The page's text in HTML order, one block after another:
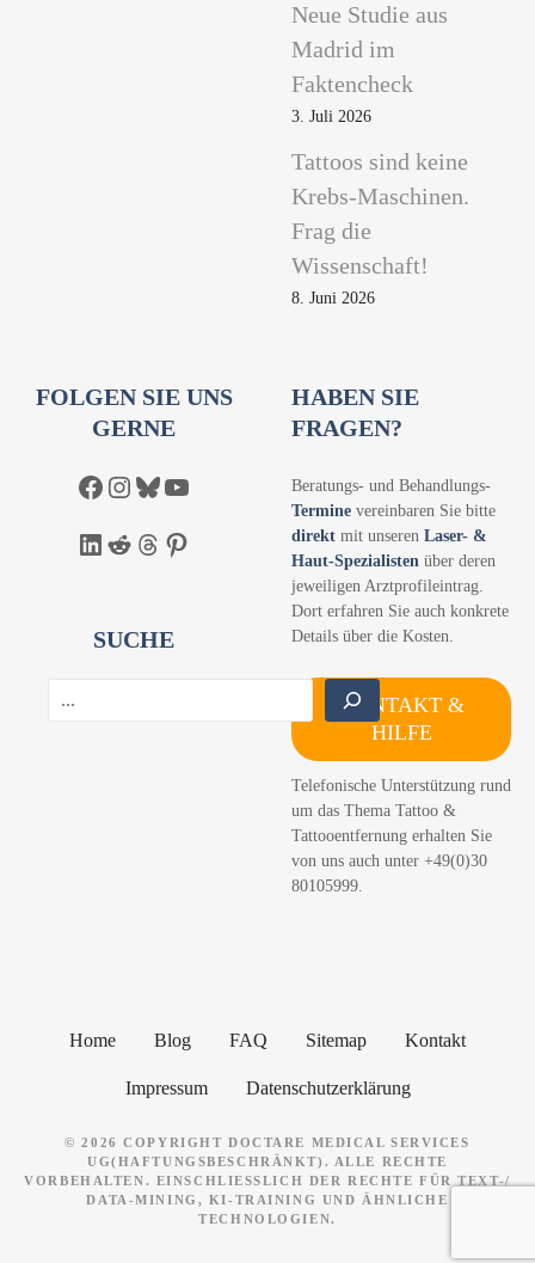
Neue Studie aus
Madrid im
Faktencheck
3. Juli 2026
Tattoos sind keine
Krebs-Maschinen.
Frag die
Wissenschaft!
8. Juni 2026
FOLGEN SIE UNS
GERNE
Facebook Instagram Bluesky YouTube
LinkedIn Reddit Threads Pinterest
SUCHE
HABEN SIE
FRAGEN?
Beratungs- und Behandlungs-
Termine vereinbaren Sie bitte
direkt mit unseren Laser- &
Haut-Spezialisten über deren
jeweiligen Arztprofileintrag.
Dort erfahren Sie auch konkrete
Details über die Kosten.
KONTAKT &
HILFE
Telefonische Unterstützung rund
um das Thema Tattoo &
Tattooentfernung erhalten Sie
von uns auch unter +49(0)30
80105999.
Home Blog FAQ Sitemap Kontakt
Impressum Datenschutzerklärung
© 2026 COPYRIGHT DOCTARE MEDICAL SERVICES
UG(HAFTUNGSBESCHRÄNKT). ALLE RECHTE
VORBEHALTEN. EINSCHLIESSLICH DER RECHTE FÜR TEXT-/ D
ATA-MINING, KI-TRAINING UND ÄHNLICHE T
ECHNOLOGIEN.